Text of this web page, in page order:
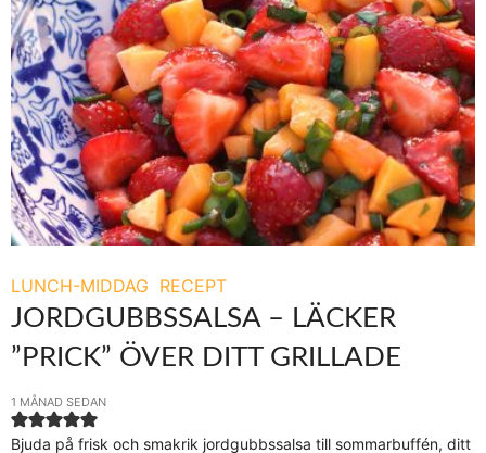
LUNCH-MIDDAG RECEPT
JORDGUBBSSALSA – LÄCKER
”PRICK” ÖVER DITT GRILLADE
1 MÅNAD SEDAN
Bjuda på frisk och smakrik jordgubbssalsa till sommarbuffén, ditt